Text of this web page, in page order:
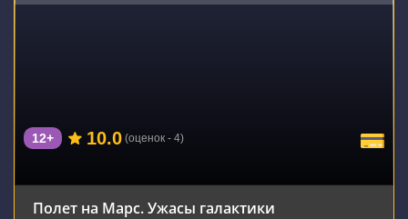
12+ 10.0 (оценок - 4)
Полет на Марс. Ужасы галактики